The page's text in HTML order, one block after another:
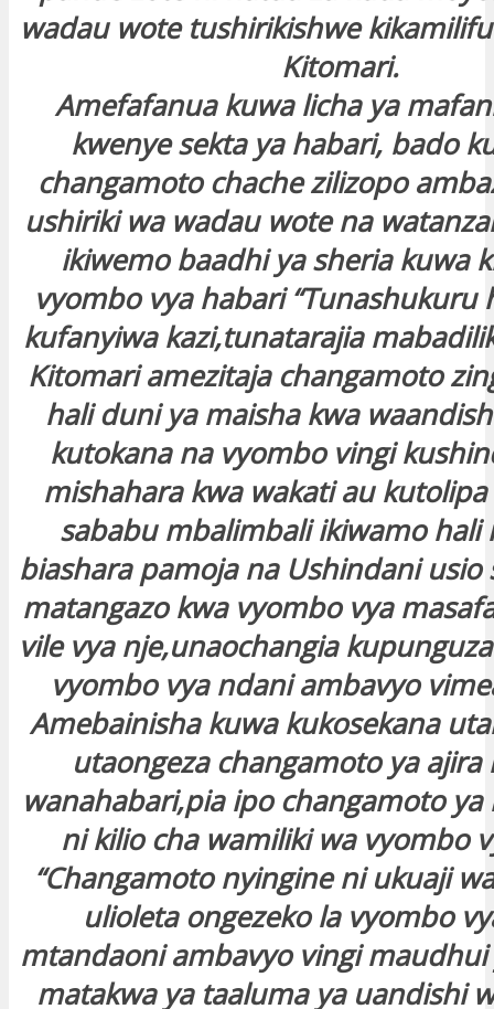
wadau wote tushirikishwe
Kitomari.
Amefafanua kuwa licha ya
kwenye sekta ya habari, bado
changamoto chache zilizopo
ushiriki wa wadau wote na
ikiwemo baadhi ya sheria kuwa
vyombo vya habari “Tunashukuru
kufanyiwa kazi,tunatarajia
Kitomari amezitaja changamoto
hali duni ya maisha kwa
kutokana na vyombo vingi
mishahara kwa wakati au kutolipa
sababu mbalimbali ikiwamo hali
biashara pamoja na Ushindani usio
matangazo kwa vyombo vya
vile vya nje,unaochangia
vyombo vya ndani ambavyo
Amebainisha kuwa kukosekana
utaongeza changamoto ya ajira
wanahabari,pia ipo changamoto ya
ni kilio cha wamiliki wa vyombo
“Changamoto nyingine ni ukuaji
ulioleta ongezeko la vyombo
mtandaoni ambavyo vingi
matakwa ya taaluma ya uandishi